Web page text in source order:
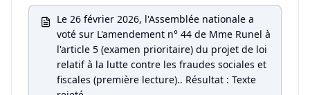
Le 26 février 2026, l'Assemblée nationale a
voté sur L'amendement n° 44 de Mme Runel à
l'article 5 (examen prioritaire) du projet de loi
relatif à la lutte contre les fraudes sociales et
fiscales (première lecture).. Résultat : Texte